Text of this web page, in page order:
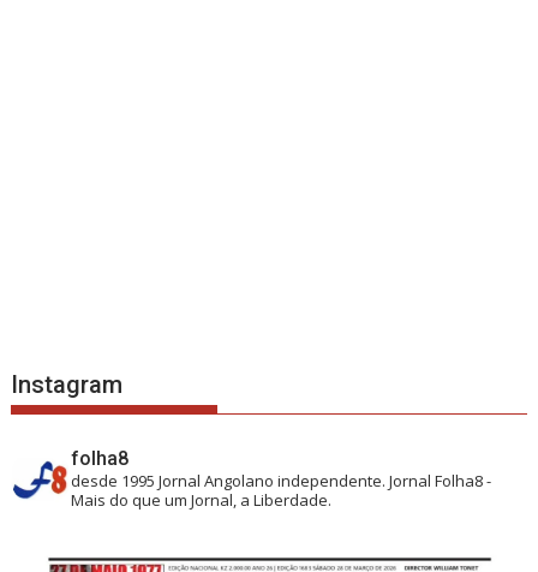
Instagram
folha8
desde 1995 Jornal Angolano independente.Jornal Folha8 -
Mais do que um Jornal, a Liberdade.